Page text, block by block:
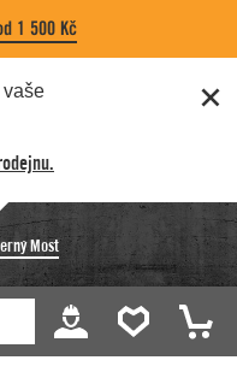
1 500 Kč
vaše
Most